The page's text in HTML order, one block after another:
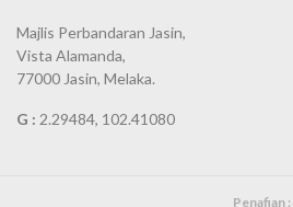
Majlis Perbandaran Jasin,
Vista Alamanda,
77000 Jasin, Melaka.
G : 2.29484, 102.41080
Penafian :